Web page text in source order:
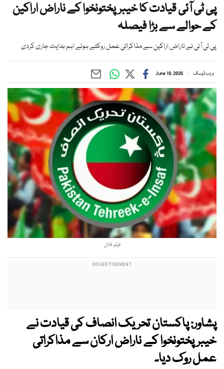
پی ٹی آئی قیادت کا خیبرپختونخوا کے ناراض اراکین
کے حوالے سے بڑا فیصلہ
پی ٹی آئی نے ناراض اراکین سے مذاکراتی عمل روکتے ہوئے اہم ہدایت جاری کردی
ویب ڈیسک June 10, 2026
فوٹو: فائل
پشاور: پاکستان تحریک انصاف کی قیادت نے
خیبرپختونخوا کے ناراض ارکان سے مذاکراتی
عمل روک دیا۔